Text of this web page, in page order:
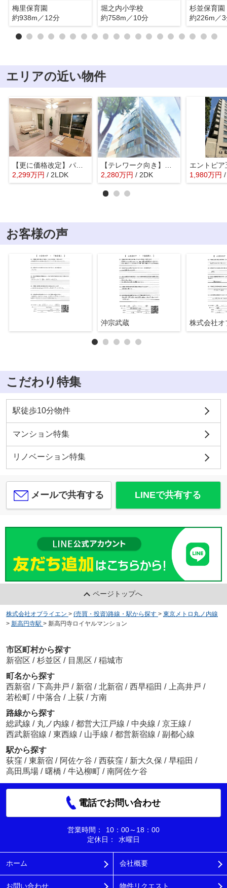
梅里保育園
約938m／12分
堀之内小学校
約758m／10分
杉並保育園
約226m／
エリアの近い物件
【更に価格改定】パールハイツ桜上水 5階部分
2,299万円 / 2LDK
【テレワーク向き】パールハイツ桜上水
2,280万円 / 2DK 1,980万円
お客様の声
沖宗武蔵
こだわり特集
駅徒歩10分物件
マンション特集
リノベーション特集
メールで共有する LINEで共有する
ページトップへ
株式会社オブライエン > (売買・投資)路線・駅から探す > 東京メトロ丸ノ内線
> 新高円寺駅 > 新高円寺ロイヤルマンション
市区町村から探す
新宿区 / 杉並区 / 目黒区 / 稲城市
町名から探す
西新宿 / 下高井戸 / 新宿 / 北新宿 / 西早稲田 / 上高井戸 /
若松町 / 中落合 / 上荻 / 方南
路線から探す
総武線 / 丸ノ内線 / 都営大江戸線 / 中央線 / 京王線 /
西武新宿線 / 東西線 / 山手線 / 都営新宿線 / 副都心線
駅から探す
荻窪 / 東新宿 / 阿佐ケ谷 / 西荻窪 / 新大久保 / 早稲田 /
高田馬場 / 曙橋 / 牛込柳町 / 南阿佐ケ谷
電話でお問い合わせ
営業時間：
10：00～18：00
定休日：
水曜日
ホーム 会社概要
お問い合わせ 物件リクエスト